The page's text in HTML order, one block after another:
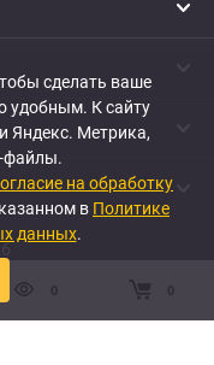
0 0
сделать ваше
удобным. К cайту
Яндекс. Метрика,
файлы.
на обработку
в Политике
данных.